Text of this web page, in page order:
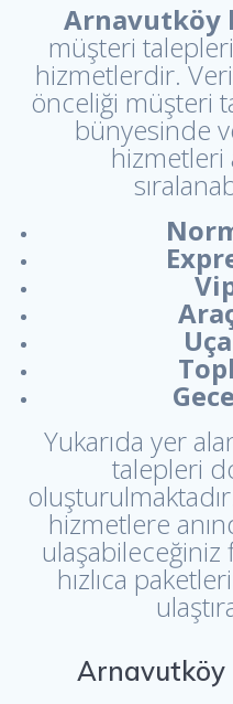
Arnavutköy
müşteri
hizmetlerdir.
önceliği müşteri
bünyesinde
hizmetleri
Yukarıda yer
talepleri
hizmetlere
ulaşabileceğiniz
hızlıca
Arnavutköy